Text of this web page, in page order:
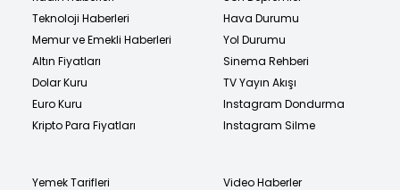
Teknoloji Haberleri
Memur ve Emekli Haberleri
Altın Fiyatları
Dolar Kuru
Euro Kuru
Kripto Para Fiyatları
Hava Durumu
Yol Durumu
Sinema Rehberi
TV Yayın Akışı
Instagram Dondurma
Instagram Silme
Yemek Tarifleri
Video Haberler